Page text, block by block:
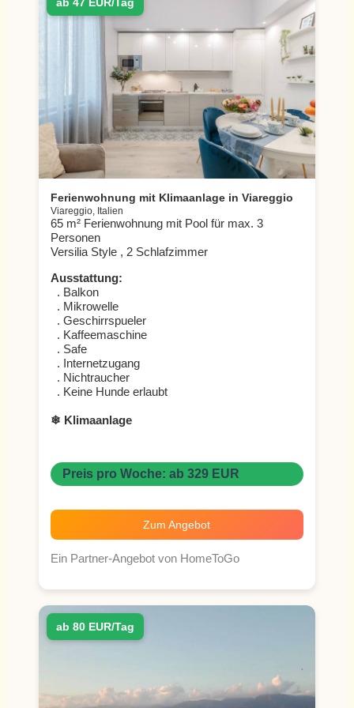
Ferienwohnung mit Klimaanlage in Viareggio
Viareggio, Italien
65 m² Ferienwohnung mit Pool für max. 3
Personen
Versilia Style , 2 Schlafzimmer
Ausstattung:
. Balkon
. Mikrowelle
. Geschirrspueler
. Kaffeemaschine
. Safe
. Internetzugang
. Nichtraucher
. Keine Hunde erlaubt
❄ Klimaanlage
Preis pro Woche: ab 329 EUR
Zum Angebot
Ein Partner-Angebot von HomeToGo
ab 80 EUR/Tag